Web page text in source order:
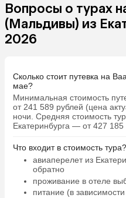
посещали массаж, в целом
и атмосферно. Заказывали
пирсе при свечах, чтобы
годовщину, очень
проблем. Отель прям
особо погулять негде, но
берет водную виллу, оно
надо… если честно, после
ты видишь эту подводную
хочется. В целом я
других более дорогих
может быть, и сервис
целом поинтереснее. Но
Вопросы о турах
(Мальдивы) из
2026
Сколько стоит путевка на
мае?
Минимальная стоимость
от 241 589 рублей (цена
ночи. Средняя стоимость
Екатеринбурга — от 427 185
Что входит в стоимость тура?
авиаперелет из
обратно
проживание в отеле
питание (в